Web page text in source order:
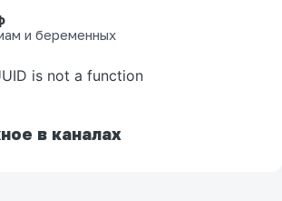
и беременных
странице
is not a function
в каналах